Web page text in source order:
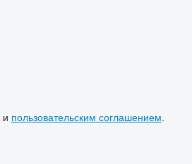
и пользовательским соглашением